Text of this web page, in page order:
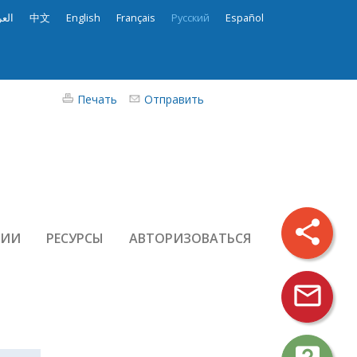
中文 English Français Русский Español
share
mail
Печать Отправить
РЕСУРСЫ АВТОРИЗОВАТЬСЯ